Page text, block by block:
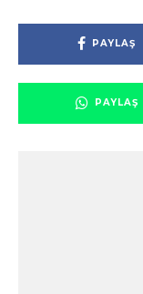
PAYLAŞ
PAYLAŞ